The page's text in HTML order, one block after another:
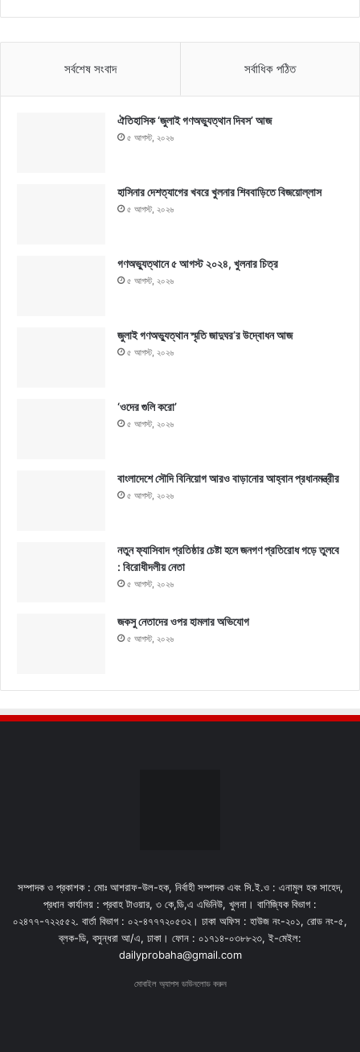
সর্বশেষ সংবাদ সর্বাধিক পঠিত
ঐতিহাসিক ‘জুলাই গণঅভ্যুত্থান দিবস’ আজ
৫ আগস্ট, ২০২৬
হাসিনার দেশত্যাগের খবরে খুলনার শিববাড়িতে বিজয়োল্লাস
৫ আগস্ট, ২০২৬
গণঅভ্যুত্থানে ৫ আগস্ট ২০২৪, খুলনার চিত্র
৫ আগস্ট, ২০২৬
জুলাই গণঅভ্যুত্থান স্মৃতি জাদুঘর’র উদ্বোধন আজ
৫ আগস্ট, ২০২৬
‘ওদের গুলি করো’
৫ আগস্ট, ২০২৬
বাংলাদেশে সৌদি বিনিয়োগ আরও বাড়ানোর আহ্বান প্রধানমন্ত্রীর
৫ আগস্ট, ২০২৬
নতুন ফ্যাসিবাদ প্রতিষ্ঠার চেষ্টা হলে জনগণ প্রতিরোধ গড়ে তুলবে
: বিরোধীদলীয় নেতা
৫ আগস্ট, ২০২৬
জকসু নেতাদের ওপর হামলার অভিযোগ
৫ আগস্ট, ২০২৬
সম্পাদক ও প্রকাশক : মোঃ আশরাফ-উল-হক, নির্বাহী সম্পাদক এবং সি.ই.ও : এনামুল হক সাহেদ,
প্রধান কার্যালয় : প্রবাহ টাওয়ার, ৩ কে,ডি,এ এভিনিউ, খুলনা। বাণিজ্যিক বিভাগ :
০২৪৭৭-৭২২৫৫২. বার্তা বিভাগ : ০২-৪৭৭৭২০৫৩২। ঢাকা অফিস : হাউজ নং-২০১, রোড নং-৫,
ব্লক-ডি, বসুন্ধরা আ/এ, ঢাকা। ফোন : ০১৭১৪-০৩৮৮২৩, ই-মেইল:
dailyprobaha@gmail.com
মোবাইল অ্যাপস ডাউনলোড করুন